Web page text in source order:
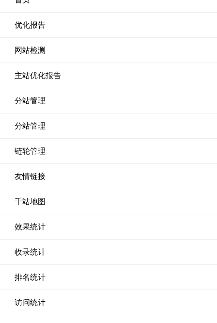
优化报告
网站检测
主站优化报告
分站管理
分站管理
链轮管理
友情链接
千站地图
效果统计
收录统计
排名统计
访问统计